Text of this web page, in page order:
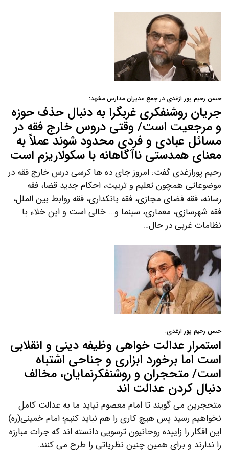
حسن رحیم پور ازغدی در جمع مدیران مدارس مشهد:
جریان روشنفکری غربگرا به دنبال حذف حوزه
و مرجعیت است/ وقتی دروس خارج فقه در
مسائل عبادی و فردی محدود شوند عملاً به
معنای همدستی ناآگاهانه با سکولاریزم است
رحیم پورازغدی گفت: امروز جای ده ها کرسی درس خارج فقه در
موضوعاتی همچون تعلیم و تربیت، احکام جدید قضا، فقه
رسانه، فقه فضای مجازی، فقه بانکداری، فقه روابط بین الملل،
فقه شهرسازی، معماری، سینما و... خالی است و این خلاء با
نظامات غربی در حال…
حسن رحیم پور ازغدی:
استمرار عدالت خواهی وظیفه دینی و انقلابی
است اما برخورد ابزاری و جناحی اشتباه
است/ متحجران و روشنفکرنمایان، مخالف
دنبال کردن عدالت اند
متحجرین می گویند تا امام معصوم نیاید ما به عدالت کامل
نخواهیم رسید پس هیچ کاری را هم نباید کنیم؛ امام خمینی(ره)
این افکار را زاییده روحانیون ترسویی دانسته اند که جرات مبارزه
را ندارند و برای همین چنین نظریاتی را طرح می کنند.